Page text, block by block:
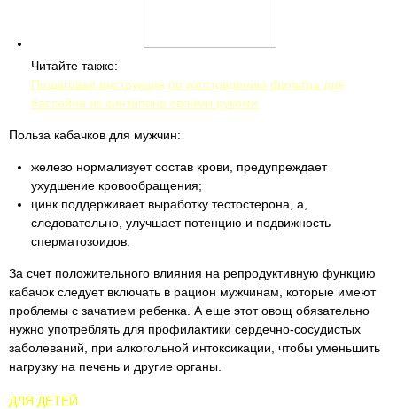
Читайте также:
Пошаговая инструкция по изготовлению фильтра для
бассейна из синтепона своими руками
Польза кабачков для мужчин:
железо нормализует состав крови, предупреждает
ухудшение кровообращения;
цинк поддерживает выработку тестостерона, а,
следовательно, улучшает потенцию и подвижность
сперматозоидов.
За счет положительного влияния на репродуктивную функцию
кабачок следует включать в рацион мужчинам, которые имеют
проблемы с зачатием ребенка. А еще этот овощ обязательно
нужно употреблять для профилактики сердечно-сосудистых
заболеваний, при алкогольной интоксикации, чтобы уменьшить
нагрузку на печень и другие органы.
ДЛЯ ДЕТЕЙ